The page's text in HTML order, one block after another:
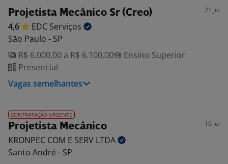
Projetista Mecânico Sr (Creo) 21 jul
4,6 EDC Serviços
São Paulo - SP
R$ 6.000,00 a R$ 6.100,00
Ensino Superior
Presencial
Vagas semelhantes
CONTRATAÇÃO URGENTE
Projetista Mecânico 16 jul
KRONPEC COM E SERV LTDA
Santo André - SP